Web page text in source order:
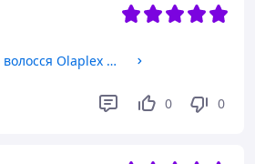
Засіб для зміцнення волосся Olaplex No0 Intensive Bond Building Hair Treatment 155 мл
0 0